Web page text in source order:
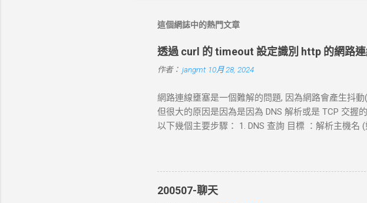
這個網誌中的熱門文章
透過 curl 的 timeout 設定識別 http 的網路
作者： jangmt 10月 28, 2024
網路連線壅塞是一個難解的問題, 因為網路會產生抖
但很大的原因是因為是因為 DNS 解析或是 TCP 交
以下幾個主要步驟： 1. DNS 查詢 目標 ：解析主機名
錯誤並中止。 2. TCP 三向交握 (Three-Way
connect-timeout 設定時間內未完成三向交握，則連
的 HTTP 請求，根據 URL 設定不同的請求方法（如
200507-聊天